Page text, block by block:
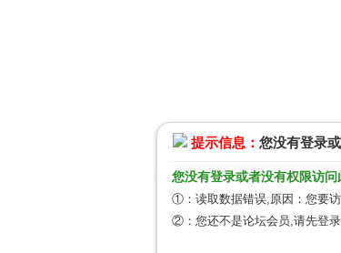
提示信息： 您没有登录
您没有登录或者没有权限访
①：读取数据错误,原因：您要
②：您还不是论坛会员,请先登